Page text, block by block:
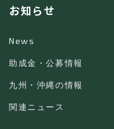
お知らせ
News
助成金・公募情報
九州・沖縄の情報
関連ニュース